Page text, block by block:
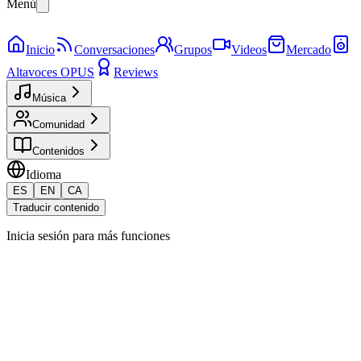
Menú
Inicio Conversaciones Grupos Videos
Mercado
Altavoces OPUS
Reviews
Música
Comunidad
Contenidos
Idioma
ES EN
CA
Traducir contenido
Inicia sesión para más funciones